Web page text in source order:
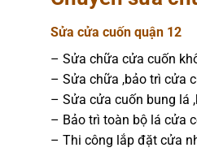
Sửa cửa cuốn quận 12
– Sửa chữa cửa cuốn
– Sửa chữa ,bảo trì cửa
– Sửa cửa cuốn bung lá
– Bảo trì toàn bộ lá cửa
– Thi công lắp đặt cửa